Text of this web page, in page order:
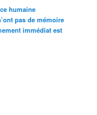
humaine
pas de mémoire
immédiat est